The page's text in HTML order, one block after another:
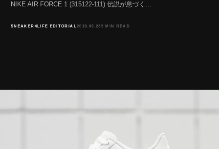
NIKE AIR FORCE 1 (315122-111) 伝説が息づく…
SNEAKER4LIFE EDITORIAL2019.09.23 5 MIN READ